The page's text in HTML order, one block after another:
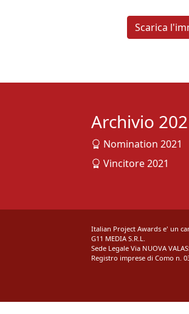
Scarica
Archivio
Nomination 2021
Vincitore 2021
Italian Project Awards e' un
G11 MEDIA S.R.L.
Sede Legale Via NUOVA
Registro imprese di Como n.